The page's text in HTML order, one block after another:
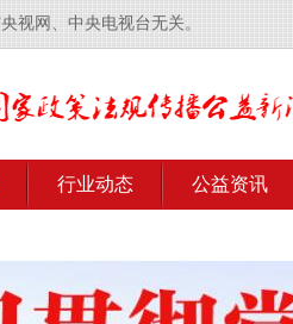
视网、中央电视台无关。
行业动态 公益资讯